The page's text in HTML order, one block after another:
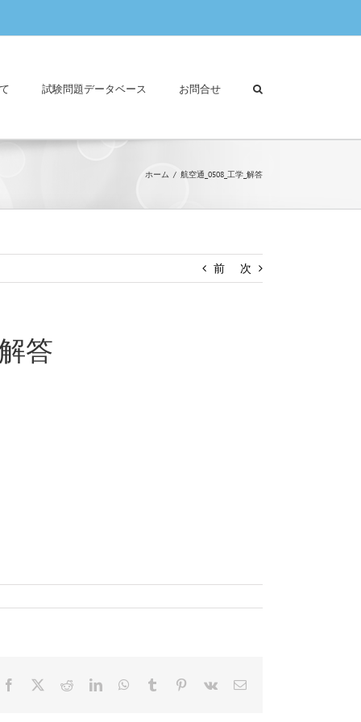
試験問題データベース お問合せ
ホーム 航空通_0508_工学_解答
前 次
答
Facebook RedditLinkedInWhatsApp
Tumblr Pinterest
Vk
電